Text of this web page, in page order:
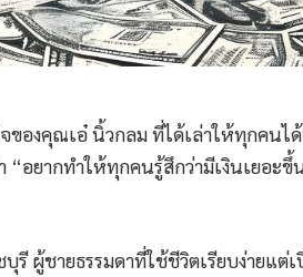
องคุณเอ๋ นิ้วกลม ที่ได้เล่าให้ทุกคนได้
“อยากทำให้ทุกคนรู้สึกว่ามีเงินเยอะขึ้
รี ผู้ชายธรรมดาที่ใช้ชีวิตเรียบง่ายแต่